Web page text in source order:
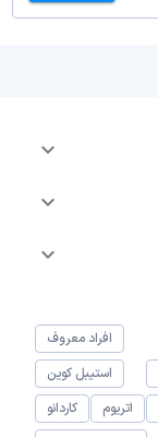
افراد معروف
استیبل کوین
اتریوم
کاردانو